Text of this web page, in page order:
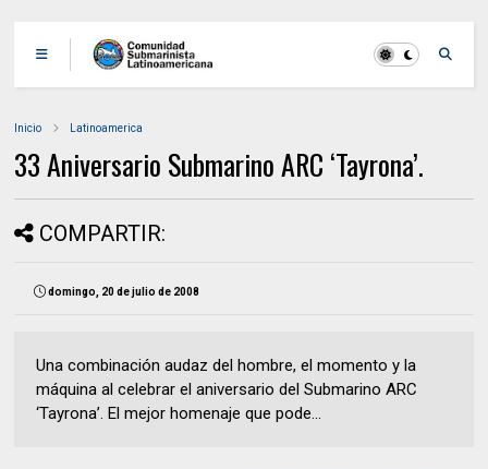
Inicio Latinoamerica
33 Aniversario Submarino ARC ‘Tayrona’.
COMPARTIR:
domingo, 20 de julio de 2008
Una combinación audaz del hombre, el momento y la
máquina al celebrar el aniversario del Submarino ARC
‘Tayrona’. El mejor homenaje que pode...